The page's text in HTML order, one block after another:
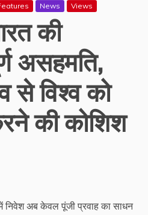
News Views
की
असहमति,
से विश्व को
की कोशिश
निवेश अब केवल पूंजी प्रवाह का साधन